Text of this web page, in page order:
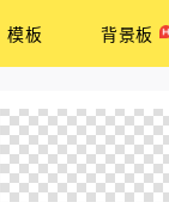
模板 背景板